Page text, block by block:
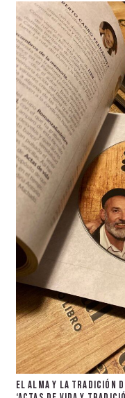
El alma y la tradición